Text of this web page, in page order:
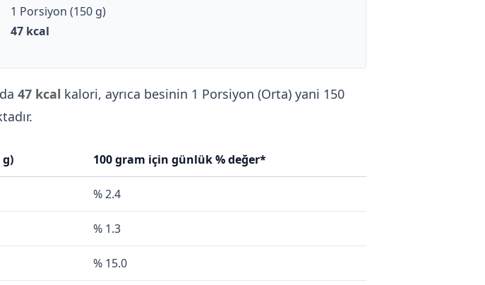
1 Porsiyon (150 g)
47 kcal
47 kcal kalori, ayrıca besinin 1 Porsiyon (Orta) yani 150
g) 100 gram için günlük % değer*
% 2.4
% 1.3
% 15.0